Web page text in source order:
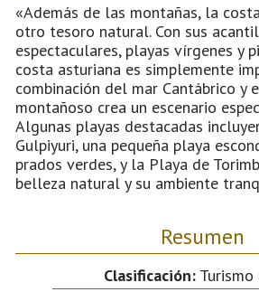
«Además de las montañas, la
otro tesoro natural. Con sus
espectaculares, playas vírgenes y
costa asturiana es simplemente
combinación del mar Cantábrico y
montañoso crea un escenario
Algunas playas destacadas
Gulpiyuri, una pequeña playa
prados verdes, y la Playa de
belleza natural y su ambiente
Resumen
Clasificación: